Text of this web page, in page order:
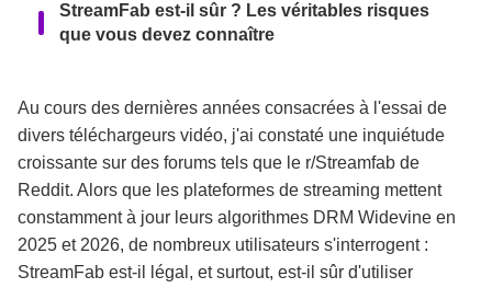
StreamFab est-il sûr ? Les véritables risques
que vous devez connaître
Meilleure alternative à StreamFab :
KeepStreams
Questions fréquentes
Résumé
Au cours des dernières années consacrées à l'essai de
divers téléchargeurs vidéo, j'ai constaté une inquiétude
croissante sur des forums tels que le r/Streamfab de
Reddit. Alors que les plateformes de streaming mettent
constamment à jour leurs algorithmes DRM Widevine en
2025 et 2026, de nombreux utilisateurs s'interrogent :
StreamFab est-il légal, et surtout, est-il sûr d'utiliser